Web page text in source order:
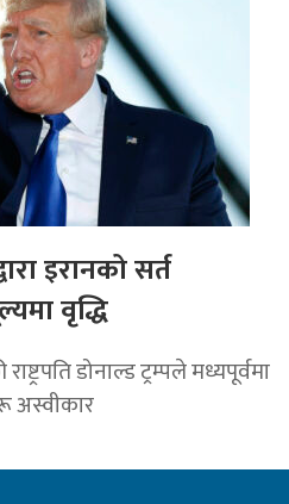
इरानको सर्त
वृद्धि
डोनाल्ड ट्रम्पले मध्यपूर्वमा
अस्वीकार